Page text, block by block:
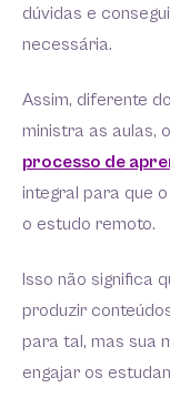
dúvidas e
necessária.
Assim, diferente
ministra as aulas,
processo de
integral para que
o estudo remoto.
Isso não significa
produzir
para tal, mas sua
engajar os